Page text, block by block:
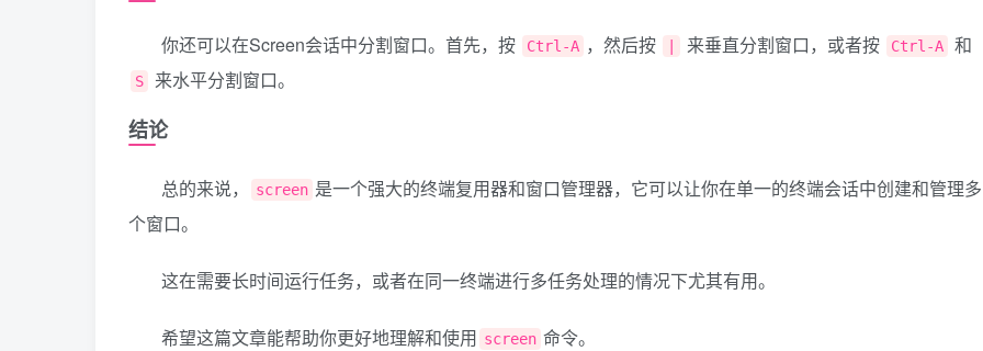
你还可以在Screen会话中分割窗口。首先，按 Ctrl-A ，然后按 来垂直分割窗口，或者按 Ctrl-A 和
S 来水平分割窗口。
结论
总的来说， screen 是一个强大的终端复用器和窗口管理器，它可以让你在单一的终端会话中创建和管理多
个窗口。
这在需要长时间运行任务，或者在同一终端进行多任务处理的情况下尤其有用。
希望这篇文章能帮助你更好地理解和使用 screen 命令。